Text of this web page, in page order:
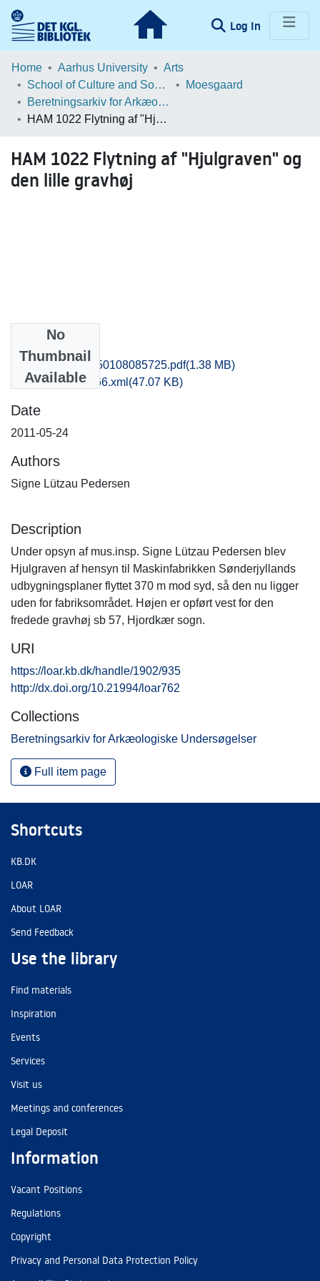
Log In (current)
Communities & Collections
Statistics
Home Aarhus University
Arts
School of Culture and Society
Moesgaard
Beretningsarkiv for Arkæologiske Undersøgelser
HAM 1022 Flytning af "Hjulgraven" og den lille gravhøj
HAM 1022 Flytning af "Hjulgraven" og
den lille gravhøj
No
Thumbnail
Available
msj1haan_20150108085725.pdf(1.38 MB)
recordxml_item_66.xml (47.07 KB)
Date
2011-05-24
Authors
Signe Lützau Pedersen
Description
Under opsyn af mus.insp. Signe Lützau Pedersen blev
Hjulgraven af hensyn til Maskinfabrikken Sønderjyllands
udbygningsplaner flyttet 370 m mod syd, så den nu ligger
uden for fabriksområdet. Højen er opført vest for den
fredede gravhøj sb 57, Hjordkær sogn.
URI
https://loar.kb.dk/handle/1902/935
http://dx.doi.org/10.21994/loar762
Collections
Beretningsarkiv for Arkæologiske Undersøgelser
Full item page
Shortcuts
KB.DK
LOAR
About LOAR
Send Feedback
Use the library
Find materials
Inspiration
Events
Services
Visit us
Meetings and conferences
Legal Deposit
Information
Vacant Positions
Regulations
Copyright
Privacy and Personal Data Protection Policy